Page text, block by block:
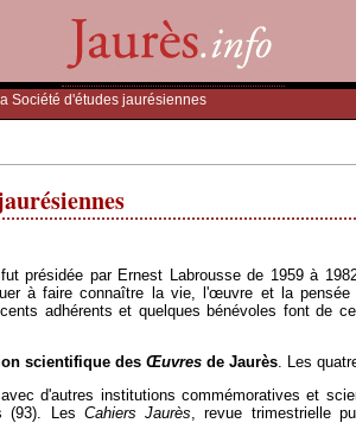
Société d'études jaurésiennes
présidée par Ernest Labrousse de 1959 à
à faire connaître la vie, l'œuvre et la
adhérents et quelques bénévoles font de
scientifique des Œuvres de Jaurès . Les
d'autres institutions commémoratives et
(93). Les Cahiers Jaurès , revue trimestrielle